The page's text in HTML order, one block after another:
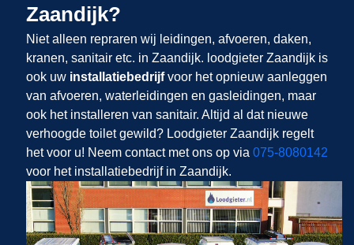
Zaandijk?
Niet alleen repraren wij leidingen, afvoeren, daken,
kranen, sanitair etc. in Zaandijk. loodgieter Zaandijk is
ook uw installatiebedrijfvoor het opnieuw aanleggen
van afvoeren, waterleidingen en gasleidingen, maar
ook het installeren van sanitair. Altijd al dat nieuwe
verhoogde toilet gewild? Loodgieter Zaandijk regelt
het voor u! Neem contact met ons op via 075-8080142
voor het installatiebedrijf in Zaandijk.